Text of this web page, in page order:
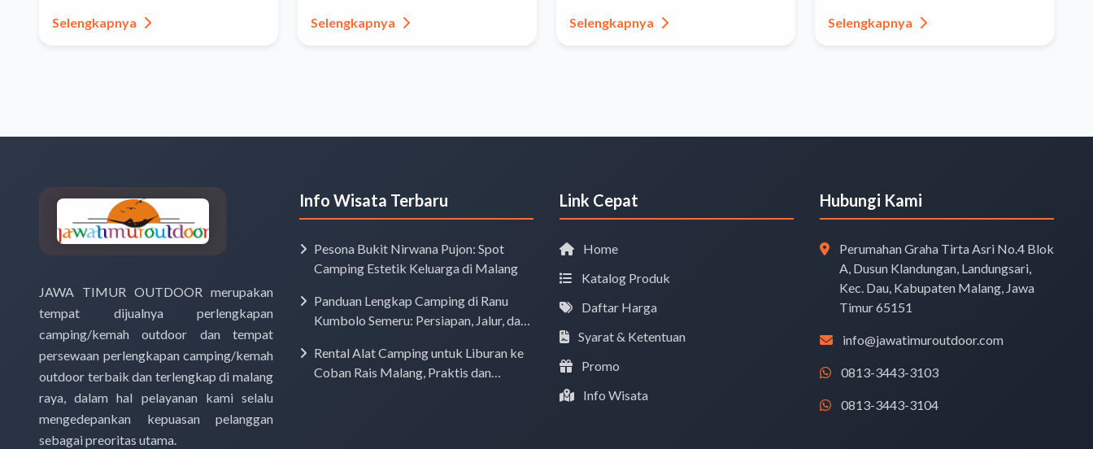
berkegiatan ...
Selengkapnya Selengkapnya
mempersembahkan...
Selengkapnya
LEBIH LANJUT BISA HUBUNGI WA
Selengkapnya
JAWA TIMUR OUTDOOR merupakan
tempat dijualnya perlengkapan
camping/kemah outdoor dan tempat
persewaan perlengkapan camping/kemah
outdoor terbaik dan terlengkap di malang
raya, dalam hal pelayanan kami selalu
mengedepankan kepuasan pelanggan
sebagai preoritas utama.
Info Wisata Terbaru
Pesona Bukit Nirwana Pujon: Spot
Camping Estetik Keluarga di Malang
Panduan Lengkap Camping di Ranu
Kumbolo Semeru: Persiapan, Jalur, dan
Rental Alat Camping untuk Liburan ke
Coban Rais Malang, Praktis dan
Link Cepat
Home
Katalog Produk
Daftar Harga
Syarat & Ketentuan
Promo
Info Wisata
Hubungi Kami
Perumahan Graha Tirta Asri No.4 Blok
A, Dusun Klandungan, Landungsari,
Kec. Dau, Kabupaten Malang, Jawa
Timur 65151
info@jawatimuroutdoor.com
0813-3443-3103
0813-3443-3104